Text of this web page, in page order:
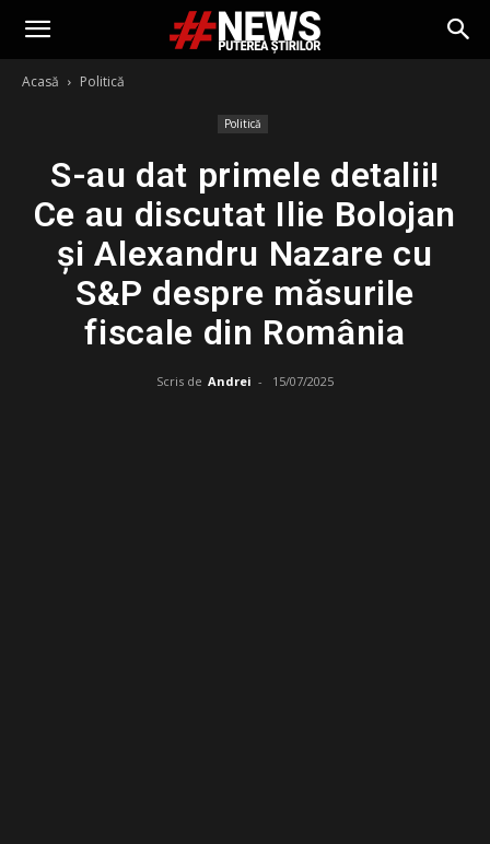
Acasă Politică
Politică
S-au dat primele detalii!
Ce au discutat Ilie Bolojan
și Alexandru Nazare cu
S&P despre măsurile
fiscale din România
Scris de Andrei - 15/07/2025